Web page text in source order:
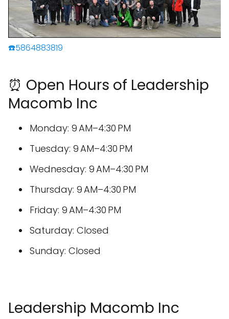
☎️5864883819
⏰ Open Hours of Leadership
Macomb Inc
Monday: 9 AM–4:30 PM
Tuesday: 9 AM–4:30 PM
Wednesday: 9 AM–4:30 PM
Thursday: 9 AM–4:30 PM
Friday: 9 AM–4:30 PM
Saturday: Closed
Sunday: Closed
Leadership Macomb Inc